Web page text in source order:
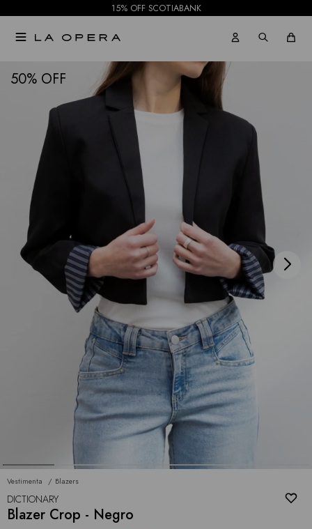
15% OFF SCOTIABANK

50
Vestimenta Blazers
DICTIONARY
Blazer Crop - Negro
NOTIFICARME